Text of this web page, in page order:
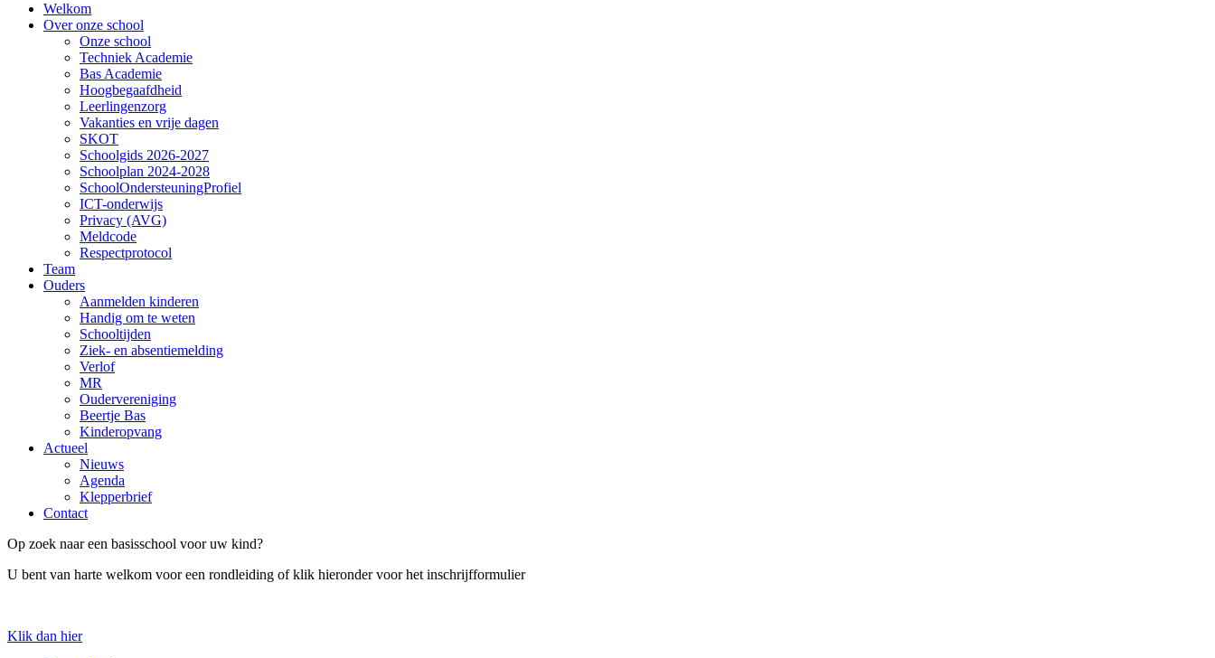
Welkom
Over onze school
Onze school
Techniek Academie
Bas Academie
Hoogbegaafdheid
Leerlingenzorg
Vakanties en vrije dagen
SKOT
Schoolgids 2026-2027
Schoolplan 2024-2028
SchoolOndersteuningProfiel
ICT-onderwijs
Privacy (AVG)
Meldcode
Respectprotocol
Team
Ouders
Aanmelden kinderen
Handig om te weten
Schooltijden
Ziek- en absentiemelding
Verlof
MR
Oudervereniging
Beertje Bas
Kinderopvang
Actueel
Nieuws
Agenda
Klepperbrief
Contact
Op zoek naar een basisschool voor uw kind?
U bent van harte welkom voor een rondleiding of klik hieronder voor het inschrijfformulier
Klik dan hier